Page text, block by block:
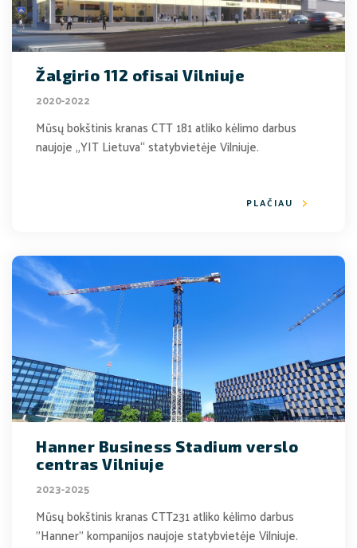
Žalgirio 112 ofisai Vilniuje
2020-2022
Mūsų bokštinis kranas CTT 181 atliko kėlimo darbus
naujoje „YIT Lietuva“ statybvietėje Vilniuje.
PLAČIAU
Hanner Business Stadium verslo
centras Vilniuje
2023-2025
Mūsų bokštinis kranas CTT231 atliko kėlimo darbus
"Hanner" kompanijos naujoje statybvietėje Vilniuje.